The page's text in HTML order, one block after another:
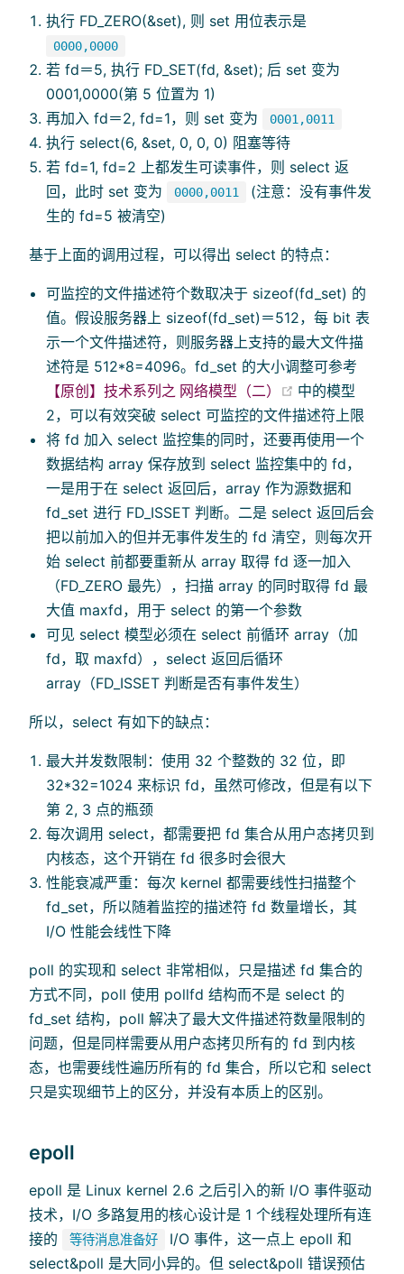
执行 FD_ZERO(&set), 则 set 用位表示是
0000,0000
若 fd＝5, 执行 FD_SET(fd, &set); 后 set 变为
0001,0000(第 5 位置为 1)
再加入 fd＝2, fd=1，则 set 变为
0001,0011
执行 select(6, &set, 0, 0, 0) 阻塞等待
若 fd=1, fd=2 上都发生可读事件，则 select 返
回，此时 set 变为
0000,0011
(注意：没有事件发
生的 fd=5 被清空)
基于上面的调用过程，可以得出 select 的特点：
可监控的文件描述符个数取决于 sizeof(fd_set) 的
值。假设服务器上 sizeof(fd_set)＝512，每 bit 表
示一个文件描述符，则服务器上支持的最大文件描
述符是 512*8=4096。fd_set 的大小调整可参考
【原创】技术系列之 网络模型（二）
(opens new
中的模型
2，可以有效突破 select 可监控的文件描述符上限
将 fd 加入 select 监控集的同时，还要再使用一个
数据结构 array 保存放到 select 监控集中的 fd，
一是用于在 select 返回后，array 作为源数据和
fd_set 进行 FD_ISSET 判断。二是 select 返回后会
把以前加入的但并无事件发生的 fd 清空，则每次开
始 select 前都要重新从 array 取得 fd 逐一加入
（FD_ZERO 最先），扫描 array 的同时取得 fd 最
大值 maxfd，用于 select 的第一个参数
可见 select 模型必须在 select 前循环 array（加
fd，取 maxfd），select 返回后循环
array（FD_ISSET 判断是否有事件发生）
所以，select 有如下的缺点：
最大并发数限制：使用 32 个整数的 32 位，即
32*32=1024 来标识 fd，虽然可修改，但是有以下
第 2, 3 点的瓶颈
每次调用 select，都需要把 fd 集合从用户态拷贝到
内核态，这个开销在 fd 很多时会很大
性能衰减严重：每次 kernel 都需要线性扫描整个
fd_set，所以随着监控的描述符 fd 数量增长，其
I/O 性能会线性下降
poll 的实现和 select 非常相似，只是描述 fd 集合的
方式不同，poll 使用 pollfd 结构而不是 select 的
fd_set 结构，poll 解决了最大文件描述符数量限制的
问题，但是同样需要从用户态拷贝所有的 fd 到内核
态，也需要线性遍历所有的 fd 集合，所以它和 select
只是实现细节上的区分，并没有本质上的区别。
epoll
epoll 是 Linux kernel 2.6 之后引入的新 I/O 事件驱动
技术，I/O 多路复用的核心设计是 1 个线程处理所有连
接的
等待消息准备好
I/O 事件，这一点上 epoll 和
select&poll 是大同小异的。但 select&poll 错误预估